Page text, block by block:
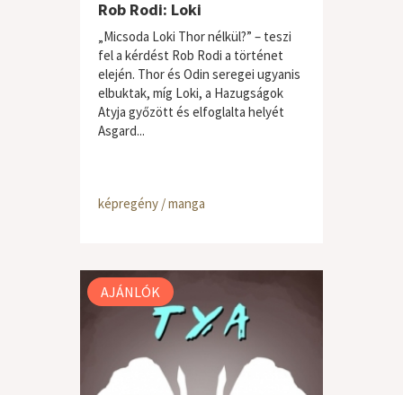
Rob Rodi: Loki
„Micsoda Loki Thor nélkül?” – teszi
fel a kérdést Rob Rodi a történet
elején. Thor és Odin seregei ugyanis
elbuktak, míg Loki, a Hazugságok
Atyja győzött és elfoglalta helyét
Asgard...
képregény / manga
AJÁNLÓK